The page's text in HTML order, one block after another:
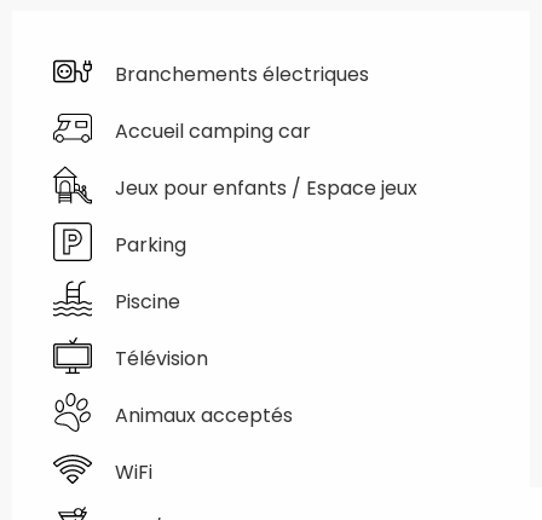
Branchements électriques
Accueil camping car
Jeux pour enfants / Espace jeux
Parking
Piscine
Télévision
Animaux acceptés
WiFi